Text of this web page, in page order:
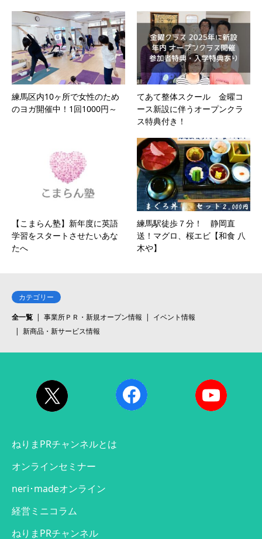
練馬区内10ヶ所で女性のため
のヨガ開催中！1回1000円～
てあて整体スクール 金曜コ
ース新設に伴うオープンクラ
ス特典付き！
【こまらん塾】新年度に英語
学習をスタートさせたいあな
たへ
練馬駅徒歩７分！ 静岡直
送！マグロ、桜エビ【和食 八
木や】
カテゴリー
全一覧
事業所ＰＲ・新規オープン情報
イベント情報
新商品・新サービス情報
ねりまPRチャンネルとは
オンラインセミナー
neri･madeオンライン
経営ミニコラム
ねりまPRチャンネル